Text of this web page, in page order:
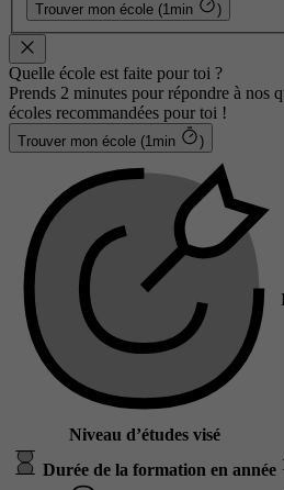
Trouver mon école (1min )
Quelle école est faite pour toi ?
Prends 2 minutes pour répondre à nos
écoles recommandées pour toi !
Trouver mon école (1min )
Niveau d’études visé
Durée de la formation en année